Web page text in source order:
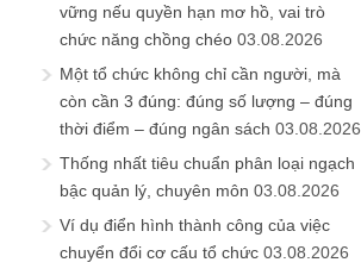
vững nếu quyền hạn mơ hồ, vai trò
chức năng chồng chéo 03.08.2026
Một tổ chức không chỉ cần người, mà
còn cần 3 đúng: đúng số lượng – đúng
thời điểm – đúng ngân sách 03.08.2026
Thống nhất tiêu chuẩn phân loại ngạch
bậc quản lý, chuyên môn 03.08.2026
Ví dụ điển hình thành công của việc
chuyển đổi cơ cấu tổ chức 03.08.2026